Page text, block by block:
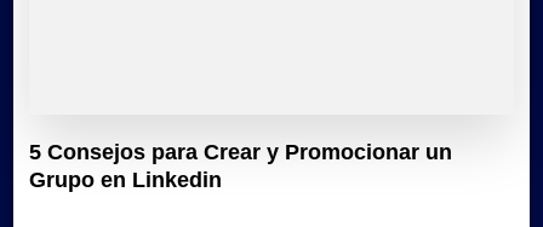
5 Consejos para Crear y Promocionar un
Grupo en Linkedin